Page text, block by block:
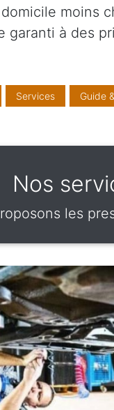
moins
garanti à des
Services Guide
Nos
les